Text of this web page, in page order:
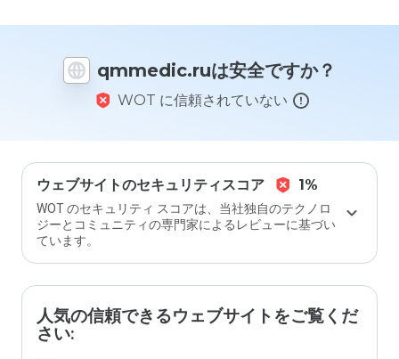
qmmedic.ruは安全ですか？
WOT に信頼されていない
ウェブサイトのセキュリティスコア 1%
WOT のセキュリティ スコアは、当社独自のテクノロ
ジーとコミュニティの専門家によるレビューに基づい
ています。
人気の信頼できるウェブサイトをご覧くだ
さい:
イト
価し
ます
か？